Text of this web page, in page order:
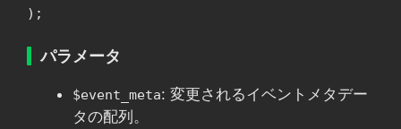
);
パラメータ
$event_meta: 変更されるイベントメタデー
タの配列。